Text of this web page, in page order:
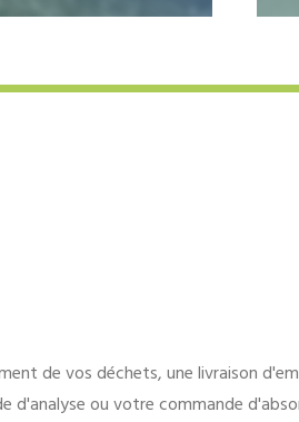
de vos déchets, une livraison
d'analyse ou votre commande